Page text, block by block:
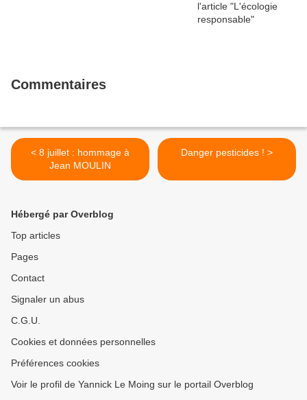
Commentaires
< 8 juillet : hommage à
Jean MOULIN
Danger pesticides ! >
Hébergé par Overblog
Top articles
Pages
Contact
Signaler un abus
C.G.U.
Cookies et données personnelles
Préférences cookies
Voir le profil de Yannick Le Moing sur le portail Overblog